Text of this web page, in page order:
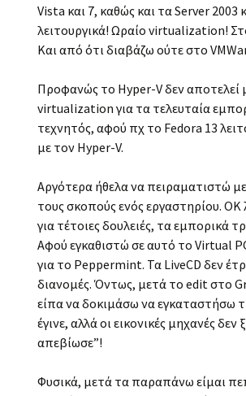
Vista και 7, καθώς και τα Server
λειτουργικά! Ωραίο virtualization!
Και από ότι διαβάζω ούτε στο
Προφανώς το Hyper-V δεν αποτελεί
virtualization για τα τελευταία
τεχνητός, αφού πχ το Fedora 13
με τον Hyper-V.
Αργότερα ήθελα να πειραματιστώ
τους σκοπούς ενός εργαστηρίου.
για τέτοιες δουλειές, τα εμπορικά
Αφού εγκαθιστώ σε αυτό το Virtual
για το Peppermint. Τα LiveCD δεν
διανομές. Όντως, μετά το edit στο
είπα να δοκιμάσω να εγκαταστήσω
έγινε, αλλά οι εικονικές μηχανές
απεβίωσε”!
Φυσικά, μετά τα παραπάνω είμαι